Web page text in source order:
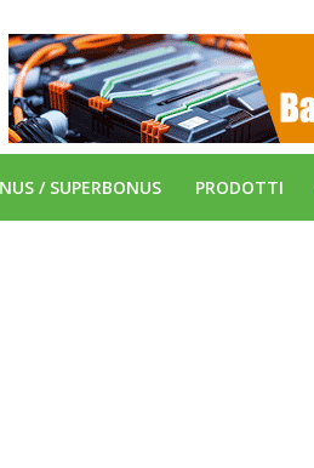
/ SUPERBONUS PRODOTTI